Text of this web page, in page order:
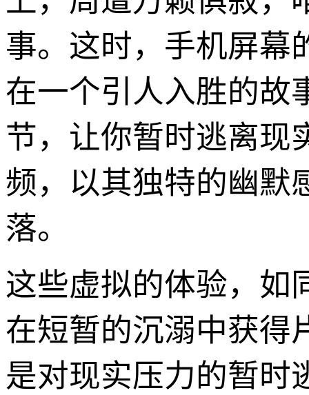
事。这时，手机屏幕
在一个引人入胜的故
节，让你暂时逃离现
频，以其独特的幽默
落。
这些虚拟的体验，如
在短暂的沉溺中获得
是对现实压力的暂时